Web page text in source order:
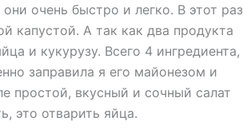
очень быстро и легко. В этот раз
капустой. А так как два продукта
и кукурузу. Всего 4 ингредиента,
заправила я его майонезом и
простой, вкусный и сочный салат
это отварить яйца.